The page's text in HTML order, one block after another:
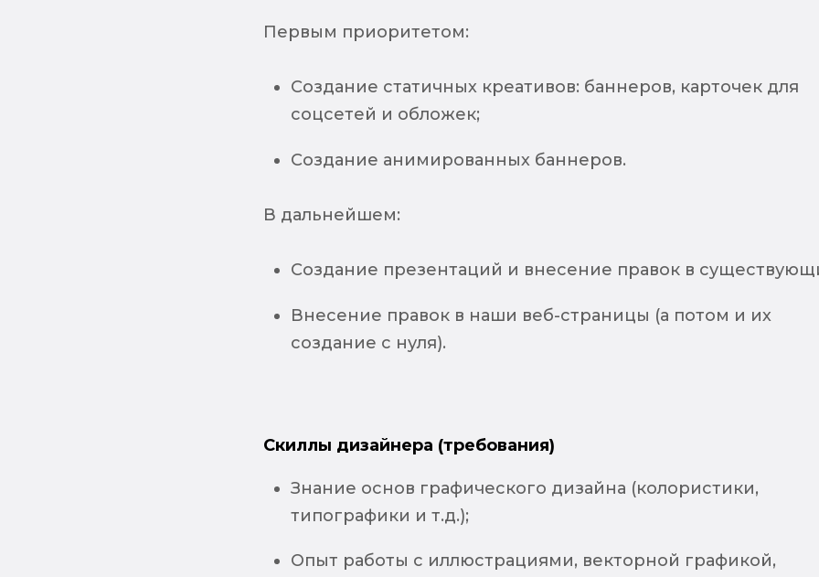
Первым приоритетом:
Создание статичных креативов: баннеров, карточек для
соцсетей и обложек;
Создание анимированных баннеров.
В дальнейшем:
Создание презентаций и внесение правок в
Внесение правок в наши веб-страницы (а потом и их
создание с нуля).
Скиллы дизайнера (требования)
Знание основ графического дизайна (колористики,
типографики и т.д.);
Опыт работы с иллюстрациями, векторной графикой,